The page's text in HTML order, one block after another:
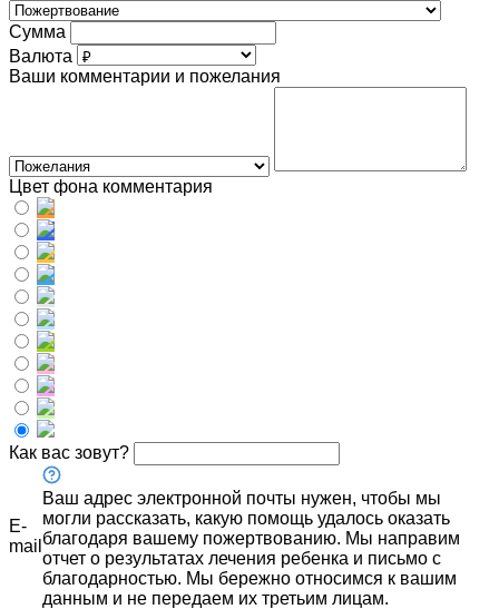
Сумма
Валюта
Ваши комментарии и пожелания
Цвет фона комментария
Как вас зовут?
E-
mail
Ваш адрес электронной почты нужен, чтобы мы
могли рассказать, какую помощь удалось оказать
благодаря вашему пожертвованию. Мы направим
отчет о результатах лечения ребенка и письмо с
благодарностью. Мы бережно относимся к вашим
данным и не передаем их третьим лицам.